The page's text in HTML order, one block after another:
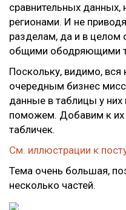
сравнительных данных,
регионами. И не
разделам, да и в целом
общими ободряющими
Поскольку, видимо, вся
очередным бизнес
данные в таблицы у них
поможем. Добавим к их
табличек.
См. иллюстрации к
Тема очень большая,
несколько частей.